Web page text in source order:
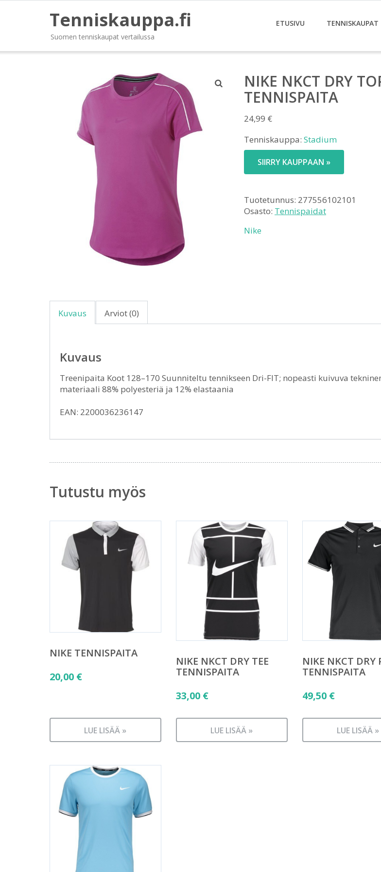
Tenniskauppa.fi
Suomen tenniskaupat vertailussa
ETUSIVU TENNISKAUPAT
NIKE NKCT DRY
TENNISPAITA
24,99 €
Tenniskauppa: Stadium
SIIRRY KAUPPAAN »
Tuotetunnus: 277556102101
Osasto: Tennispaidat
Nike
Kuvaus Arviot (0)
Kuvaus
Treenipaita Koot 128–170 Suunniteltu tennikseen Dri-FIT; nopeasti kuivuva
materiaali 88% polyesteriä ja 12% elastaania
EAN: 2200036236147
Tutustu myös
NIKE TENNISPAITA
20,00 €
LUE LISÄÄ »
NIKE NKCT DRY TEE
TENNISPAITA
33,00 €
LUE LISÄÄ »
NIKE NKCT DRY
TENNISPAITA
49,50 €
LUE LISÄÄ »